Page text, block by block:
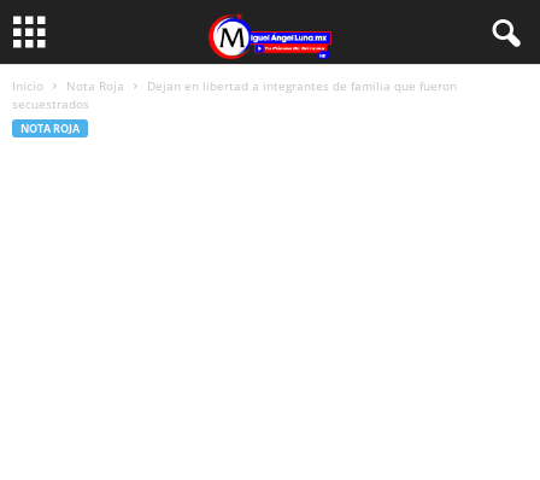
Inicio Nota Roja
Dejan en libertad a integrantes de familia que fueron
secuestrados
NOTA ROJA